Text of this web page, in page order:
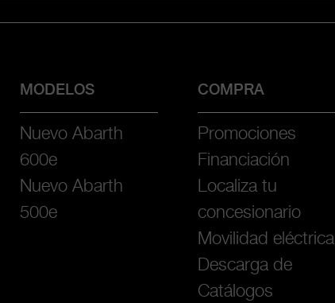
MODELOS
Nuevo Abarth
600e
Nuevo Abarth
500e
COMPRA
Promociones
Financiación
Localiza tu
concesionario
Movilidad eléctrica
Descarga de
Catálogos